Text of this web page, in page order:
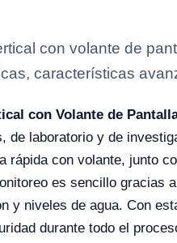
con volante de
características
con Volante de
de laboratorio y de
rápida con volante, junto
es sencillo gracias
y niveles de agua. Con
durante todo el